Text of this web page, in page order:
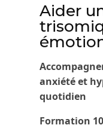
Aider
anxiété et
quotidien
Formation